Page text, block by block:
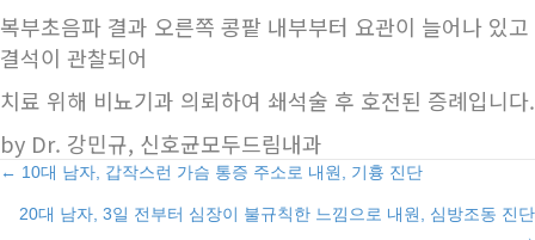
복부초음파 결과 오른쪽 콩팥 내부부터 요관이 늘어나 있고
결석이 관찰되어
치료 위해 비뇨기과 의뢰하여 쇄석술 후 호전된 증례입니다.
by Dr. 강민규, 신호균모두드림내과
Posts
navigation
← 10대 남자, 갑작스런 가슴 통증 주소로 내원, 기흉 진단
20대 남자, 3일 전부터 심장이 불규칙한 느낌으로 내원, 심방조동 진단